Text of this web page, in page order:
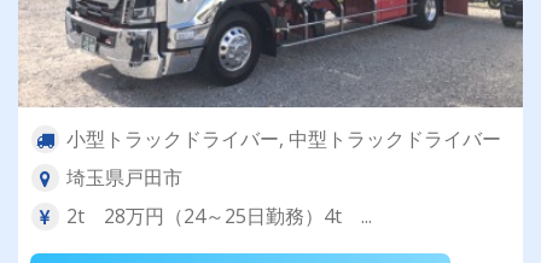
小型トラックドライバー, 中型トラックドライバー
埼玉県戸田市
2t 28万円（24～25日勤務）4t ...